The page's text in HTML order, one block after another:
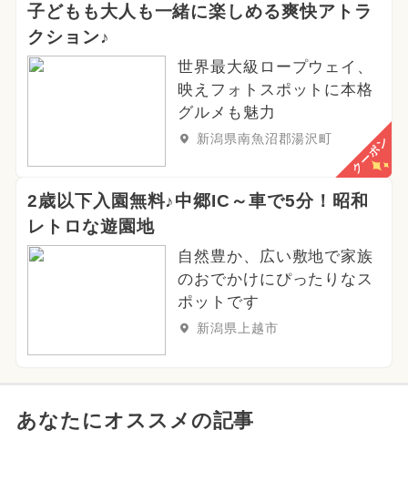
子どもも大人も一緒に楽しめる爽快アトラ
クション♪
世界最大級ロープウェイ、
映えフォトスポットに本格
グルメも魅力
新潟県南魚沼郡湯沢町 クーポン
2歳以下入園無料♪中郷IC～車で5分！昭和
レトロな遊園地
自然豊か、広い敷地で家族
のおでかけにぴったりなス
ポットです
新潟県上越市
あなたにオススメの記事